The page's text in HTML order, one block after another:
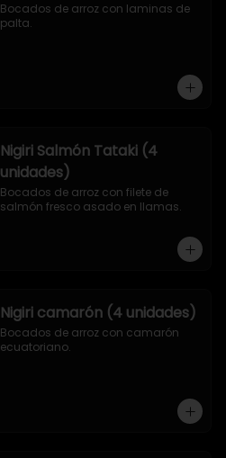
Bocados de arroz con laminas de
palta.
Nigiri Salmón Tataki (4
unidades)
Bocados de arroz con filete de
salmón fresco asado en llamas.
Nigiri camarón (4 unidades)
Bocados de arroz con camarón
ecuatoriano.